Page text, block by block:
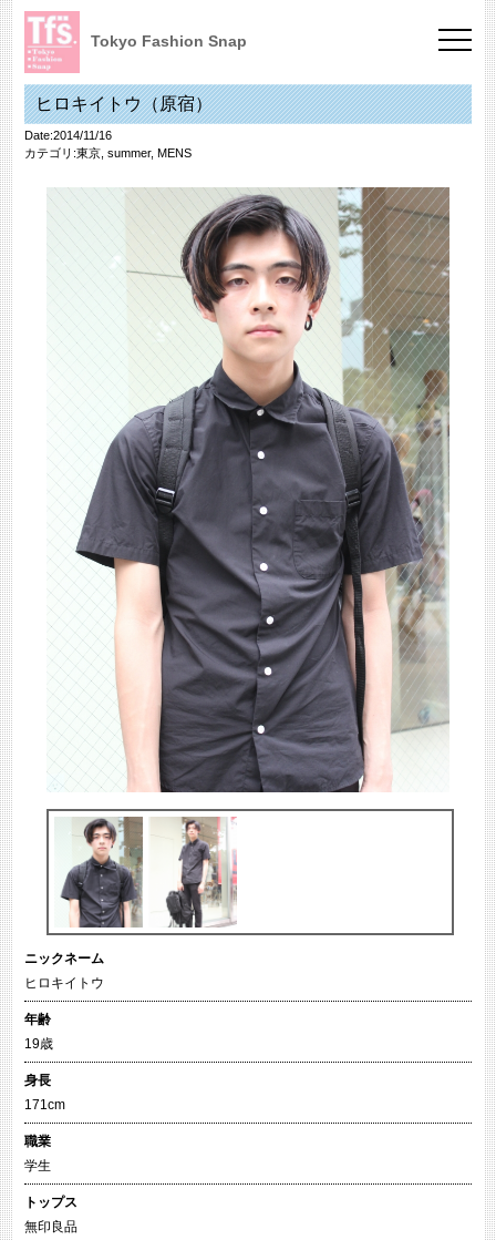
Tokyo Fashion Snap
ヒロキイトウ（原宿）
Date:2014/11/16
カテゴリ:東京, summer, MENS
ニックネーム
ヒロキイトウ
年齢
19歳
身長
171cm
職業
学生
トップス
無印良品